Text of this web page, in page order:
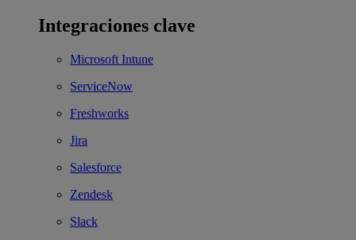
Integraciones clave
Microsoft Intune
ServiceNow
Freshworks
Jira
Salesforce
Zendesk
Slack